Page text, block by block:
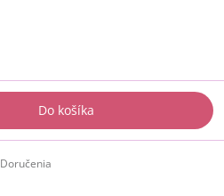
Do košíka
Doručenia